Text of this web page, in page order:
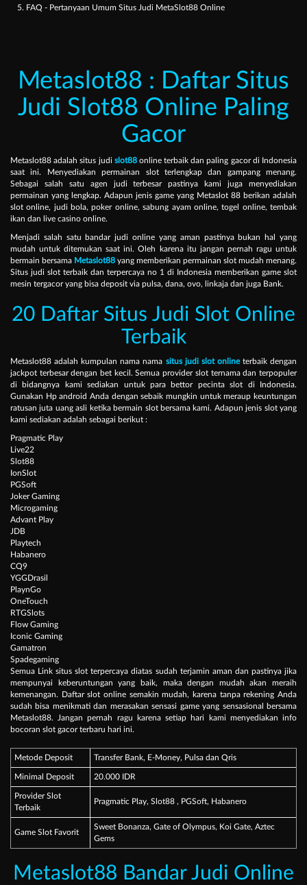
5. FAQ - Pertanyaan Umum Situs Judi MetaSlot88 Online
Metaslot88 : Daftar Situs
Judi Slot88 Online Paling
Gacor
Metaslot88 adalah situs judi slot88 online terbaik dan paling gacor di Indonesia
saat ini. Menyediakan permainan slot terlengkap dan gampang menang.
Sebagai salah satu agen judi terbesar pastinya kami juga menyediakan
permainan yang lengkap. Adapun jenis game yang Metaslot 88 berikan adalah
slot online, judi bola, poker online, sabung ayam online, togel online, tembak
ikan dan live casino online.
Menjadi salah satu bandar judi online yang aman pastinya bukan hal yang
mudah untuk ditemukan saat ini. Oleh karena itu jangan pernah ragu untuk
bermain bersama Metaslot88 yang memberikan permainan slot mudah menang.
Situs judi slot terbaik dan terpercaya no 1 di Indonesia memberikan game slot
mesin tergacor yang bisa deposit via pulsa, dana, ovo, linkaja dan juga Bank.
20 Daftar Situs Judi Slot Online
Terbaik
Metaslot88 adalah kumpulan nama nama situs judi slot online terbaik dengan
jackpot terbesar dengan bet kecil. Semua provider slot ternama dan terpopuler
di bidangnya kami sediakan untuk para bettor pecinta slot di Indonesia.
Gunakan Hp android Anda dengan sebaik mungkin untuk meraup keuntungan
ratusan juta uang asli ketika bermain slot bersama kami. Adapun jenis slot yang
kami sediakan adalah sebagai berikut :
Pragmatic Play
Live22
Slot88
IonSlot
PGSoft
Joker Gaming
Microgaming
Advant Play
JDB
Playtech
Habanero
CQ9
YGGDrasil
PlaynGo
OneTouch
RTGSlots
Flow Gaming
Iconic Gaming
Gamatron
Spadegaming
Semua Link situs slot terpercaya diatas sudah terjamin aman dan pastinya jika
mempunyai keberuntungan yang baik, maka dengan mudah akan meraih
kemenangan. Daftar slot online semakin mudah, karena tanpa rekening Anda
sudah bisa menikmati dan merasakan sensasi game yang sensasional bersama
Metaslot88. Jangan pernah ragu karena setiap hari kami menyediakan info
bocoran slot gacor terbaru hari ini.
Metode Deposit Transfer Bank, E-Money, Pulsa dan Qris
Minimal Deposit 20.000 IDR
Provider Slot
Terbaik
Pragmatic Play, Slot88 , PGSoft, Habanero
Game Slot Favorit
Sweet Bonanza, Gate of Olympus, Koi Gate, Aztec
Gems
Metaslot88 Bandar Judi Online